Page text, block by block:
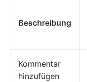
Beschreibung
Kommentar
hinzufügen